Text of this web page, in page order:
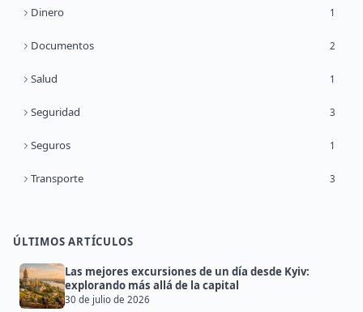
Dinero 1
Documentos 2
Salud 1
Seguridad 3
Seguros 1
Transporte 3
ÚLTIMOS ARTÍCULOS
Las mejores excursiones de un día desde Kyiv:
explorando más allá de la capital
30 de julio de 2026